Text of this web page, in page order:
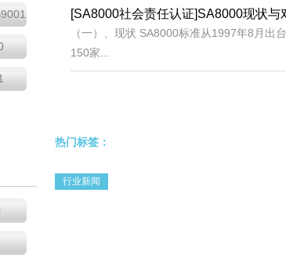
[SA8000社会责任认证]SA8000现状与
（一）、现状 SA8000标准从1997年8月
150家...
热门标签：
行业新闻